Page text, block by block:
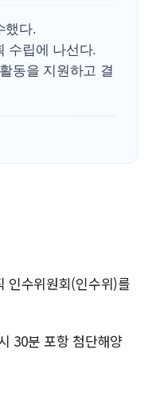
했다.
수립에 나선다.
동을 지원하고 결
인수위원회(인수위)를
30분 포항 첨단해양